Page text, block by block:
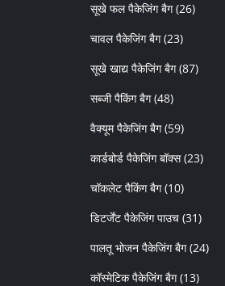
सूखे फल पैकेजिंग बैग (26)
चावल पैकेजिंग बैग (23)
सूखे खाद्य पैकेजिंग बैग (87)
सब्जी पैकिंग बैग (48)
वैक्यूम पैकेजिंग बैग (59)
कार्डबोर्ड पैकेजिंग बॉक्स (23)
चॉकलेट पैकिंग बैग (10)
डिटर्जेंट पैकेजिंग पाउच (31)
पालतू भोजन पैकेजिंग बैग (24)
कॉस्मेटिक पैकेजिंग बैग (13)